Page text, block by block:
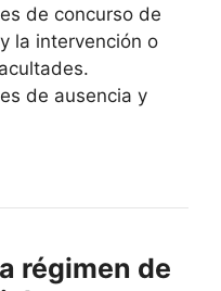
de concurso de
la intervención o
de ausencia y
régimen de